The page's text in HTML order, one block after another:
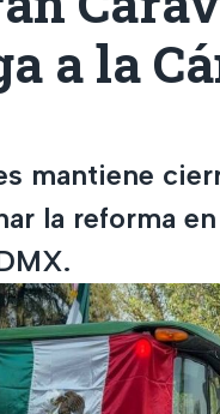
a la
mantiene
la reforma